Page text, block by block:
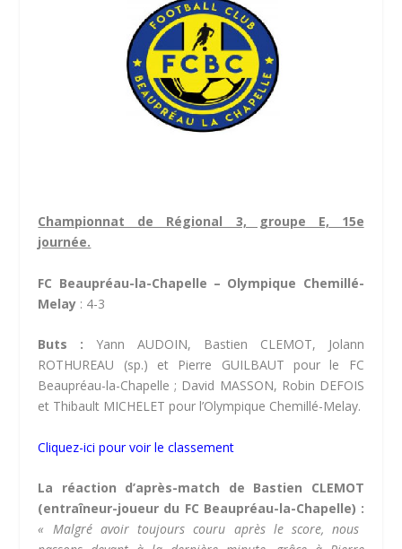
Championnat de Régional 3, groupe E, 15e
journée.
FC Beaupréau-la-Chapelle – Olympique Chemillé-
Melay : 4-3
Buts : Yann AUDOIN, Bastien CLEMOT, Jolann
ROTHUREAU (sp.) et Pierre GUILBAUT pour le FC
Beaupréau-la-Chapelle ; David MASSON, Robin DEFOIS
et Thibault MICHELET pour l’Olympique Chemillé-Melay.
Cliquez-ici pour voir le classement
La réaction d’après-match de Bastien CLEMOT
(entraîneur-joueur du FC Beaupréau-la-Chapelle) :
« Malgré avoir toujours couru après le score, nous